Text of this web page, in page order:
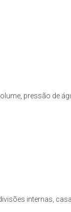
pressão de
internas,